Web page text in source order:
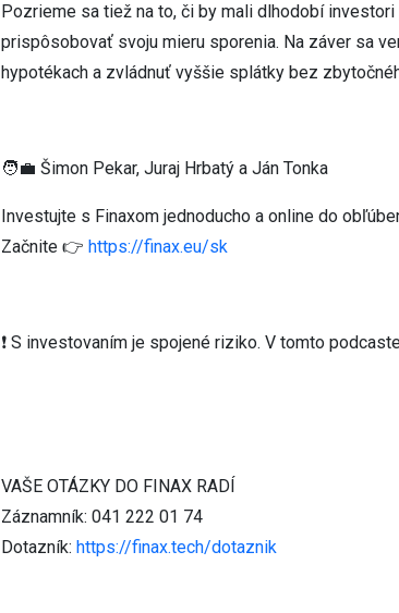
Pozrieme sa tiež na to, či by mali dlhodobí
prispôsobovať svoju mieru sporenia. Na záver sa
hypotékach a zvládnuť vyššie splátky bez
🧑‍💼 Šimon Pekar, Juraj Hrbatý a Ján Tonka
Investujte s Finaxom jednoducho a online do
Začnite 👉 https://finax.eu/sk
❗ S investovaním je spojené riziko. V tomto
VAŠE OTÁZKY DO FINAX RADÍ
Záznamník: 041 222 01 74
Dotazník: https://finax.tech/dotaznik